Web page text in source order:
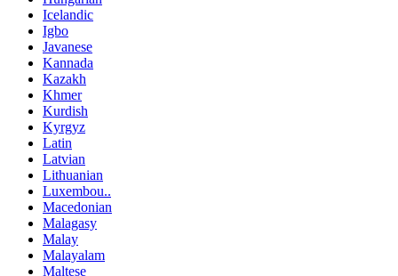
Icelandic
Igbo
Javanese
Kannada
Kazakh
Khmer
Kurdish
Kyrgyz
Latin
Latvian
Lithuanian
Luxembou..
Macedonian
Malagasy
Malay
Malayalam
Maltese